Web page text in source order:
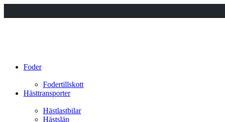
Foder
Fodertillskott
Hästtransporter
Hästlastbilar
Hästsläp